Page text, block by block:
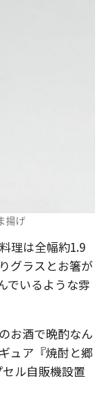
揚げ
理は全幅約1.9
グラスとお箸が
でいるような雰
お酒で晩酌なん
ュア『焼酎と郷
ル自販機設置